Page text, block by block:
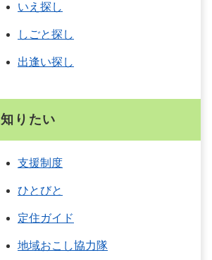
いえ探し
しごと探し
出逢い探し
知りたい
支援制度
ひとびと
定住ガイド
地域おこし協力隊